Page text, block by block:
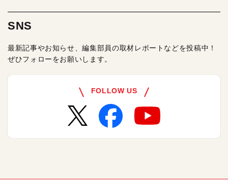
SNS
最新記事やお知らせ、編集部員の取材レポートなどを投稿中！
ぜひフォローをお願いします。
FOLLOW US